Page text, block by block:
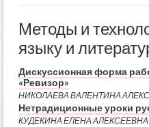
Методы и
языку и
Дискуссионная форма
«Ревизор»
НИКОЛАЕВА ВАЛЕНТИНА
Нетрадиционные уроки
КУДЕКИНА ЕЛЕНА АЛЕКСЕЕВНА